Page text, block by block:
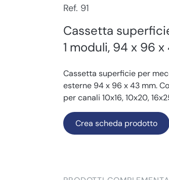
Ref. 91
Cassetta
1 moduli, 94 x 96
Cassetta superficie per
esterne 94 x 96 x 43 mm.
per canali 10x16, 10x20,
Crea scheda prodotto